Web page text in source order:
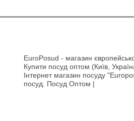
EuroPosud - магазин
Купити посуд оптом (Київ,
Інтернет магазин посуду
посуд. Посуд Оптом |